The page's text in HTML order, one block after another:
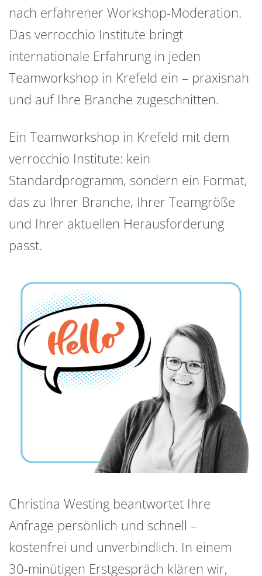
nach erfahrener Workshop-Moderation.
Das verrocchio Institute bringt
internationale Erfahrung in jeden
Teamworkshop in Krefeld ein – praxisnah
und auf Ihre Branche zugeschnitten.
Ein Teamworkshop in Krefeld mit dem
verrocchio Institute: kein
Standardprogramm, sondern ein Format,
das zu Ihrer Branche, Ihrer Teamgröße
und Ihrer aktuellen Herausforderung
passt.
Christina Westing beantwortet Ihre
Anfrage persönlich und schnell –
kostenfrei und unverbindlich. In einem
30-minütigen Erstgespräch klären wir,